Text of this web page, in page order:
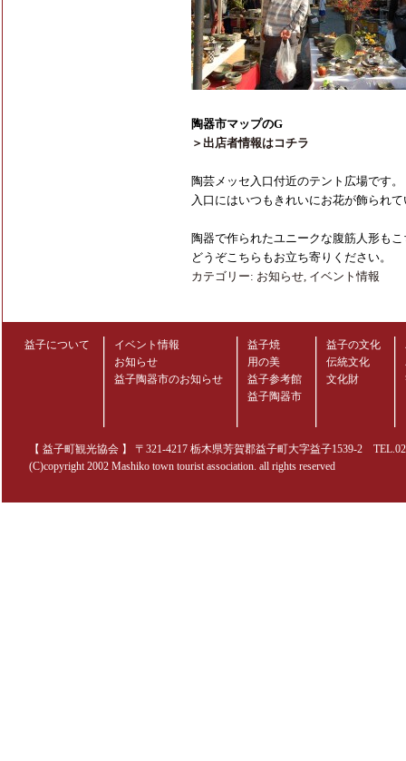
陶器市マップのG
＞出店者情報はコチラ
陶芸メッセ入口付近のテント広場です。
入口にはいつもきれいにお花が飾られ
陶器で作られたユニークな腹筋人形も
どうぞこちらもお立ち寄りください。
カテゴリー: お知らせ, イベント情報
益子について
イベント情報
お知らせ
益子陶器市のお知らせ
益子焼
用の美
益子参考館
益子陶器市
益子の文化
伝統文化
文化財
【 益子町観光協会 】 〒321-4217 栃木県芳賀郡益子町大字益子1539-2
(C)copyright 2002 Mashiko town tourist association. all rights reserved